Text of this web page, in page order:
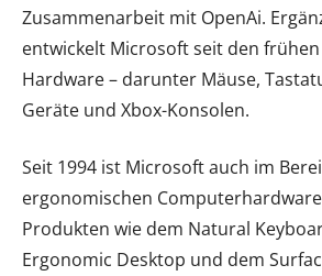
Zusammenarbeit mit OpenAi.
entwickelt Microsoft seit den frühen
Hardware – darunter Mäuse,
Geräte und Xbox-Konsolen.
Seit 1994 ist Microsoft auch im
ergonomischen
Produkten wie dem Natural
Ergonomic Desktop und dem